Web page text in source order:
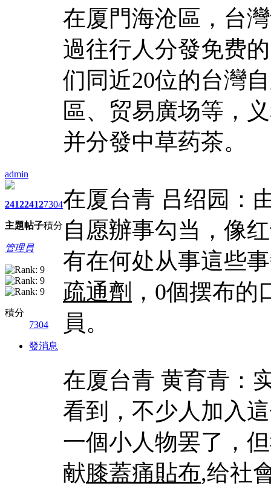
admin
2412
主題
2412
帖子
7304
積分
管理員
積分
7304
發消息
在厦門海沧區，台
過往行人分發免费
们同近20位的台灣
區、贸易廣场等，
并分發中草药茶。
在厦台青 吕绍园：
自愿辦事勾当，像
有在何处从事這些
疏通劑 ，0個摆布
員。
在厦台青 黄育青：
看到，不少人加入
一個小人物罢了，
献膝蓋痛貼布,给社